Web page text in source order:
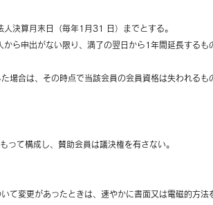
決算月末日（毎年1月31 日）までとする。
ら申出がない限り、満了の翌日から1年間延長するも
場合は、その時点で当該会員の会員資格は失われるも
って構成し、賛助会員は議決権を有さない。
て変更があったときは、速やかに書面又は電磁的方法